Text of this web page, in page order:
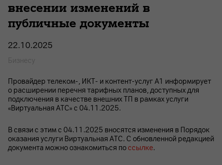
внесении изменений в
публичные документы
22.10.2025
Провайдер телеком-, ИКТ- и контент-услуг А1 информирует
о расширении перечня тарифных планов, доступных для
подключения в качестве внешних ТП в рамках услуги
«Виртуальная АТС» c 04.11.2025.
В связи с этим с 04.11.2025 вносятся изменения в Порядок
оказания услуги Виртуальная АТС. С обновленной редакцией
документа можно ознакомиться поссылке.